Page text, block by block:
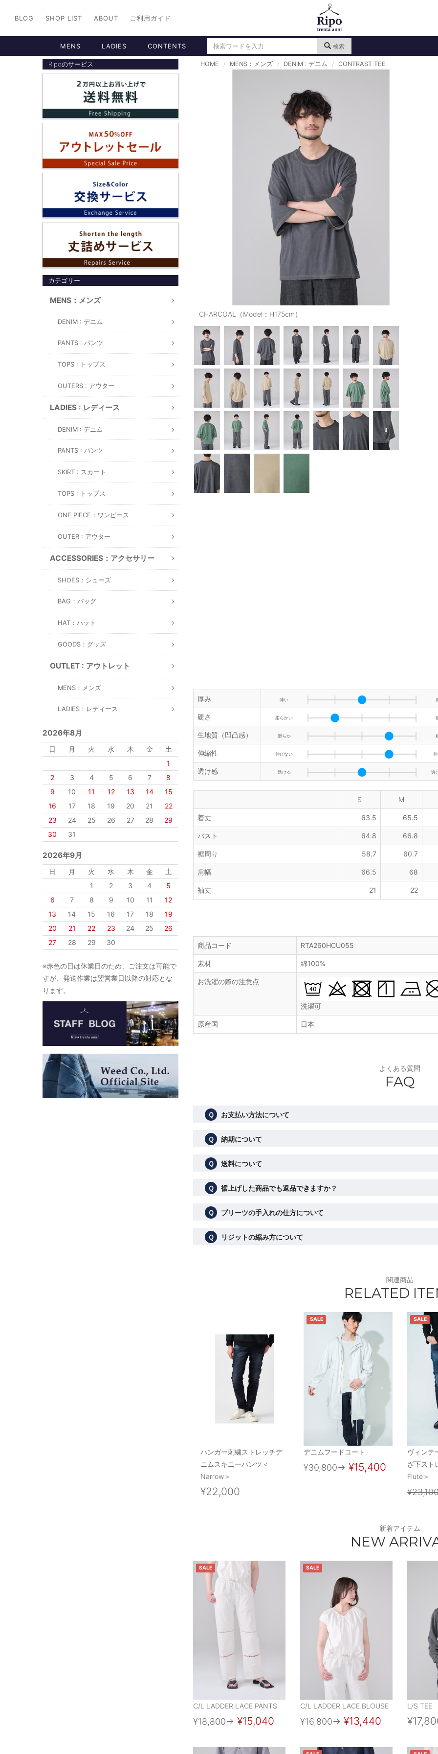
BLOG SHOP LIST ABOUT ご利用ガイド
MENS LADIES CONTENTS 検索
Ripoのサービス
カテゴリー
MENS：メンズ
DENIM : デニム
PANTS : パンツ
TOPS : トップス
OUTERS : アウター
LADIES : レディース
DENIM : デニム
PANTS : パンツ
SKIRT : スカート
TOPS : トップス
ONE PIECE：ワンピース
OUTER : アウター
ACCESSORIES：アクセサリー
SHOES：シューズ
BAG：バッグ
HAT：ハット
GOODS：グッズ
OUTLET : アウトレット
MENS：メンズ
LADIES：レディース
2026年8月
日 月 火 水 木 金
土
1
2
3 4 5 6 7
8
9
10 11 12 13 14
15
16
17 18 19 20 21
22
23
24 25 26 27 28
29
30
31
2026年9月
日 月 火 水 木 金
土
1
2 3 4
5
6
7 8 9 10 11
12
13
14 15 16 17 18
19
20
21 22 23 24 25
26
27
28 29 30
※赤色の日は休業日のため、ご注文は可能で
すが、発送作業は翌営業日以降の対応とな
ります。
HOME MENS：メンズ DENIM : デニム CONTRAST TEE
CHARCOAL（Model：H175cm）
厚み 薄い
硬さ 柔らかい
生地質（凹凸感） 滑らか
伸縮性 伸びない
透け感 透ける 透
S M
着丈 63.5 65.5
バスト 64.8 66.8
裾周り 58.7 60.7
肩幅 66.5 68
袖丈 21 22
商品コード RTA260HCU055
素材 綿100%
お洗濯の際の注意点
洗濯可
原産国 日本
よくある質問
FAQ
Ｑ お支払い方法について
Ｑ 納期について
Ｑ 送料について
Ｑ 裾上げした商品でも返品できますか？
Ｑ プリーツの手入れの仕方について
Ｑ リジットの縮み方について
関連商品
RELATED
ハンガー刺繍ストレッチデ
ニムスキニーパンツ＜
Narrow＞
¥22,000
SALE
デニムフードコート
¥30,800→ ¥15,400
SALE
ヴィンテ
ざ下スト
Flute＞
新着アイテム
NEW
SALE
C/L LADDER LACE PANTS
¥18,800→ ¥15,040
SALE
C/L LADDER LACE BLOUSE
¥16,800→ ¥13,440
L/S TEE